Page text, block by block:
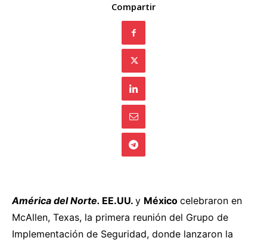
Compartir
América del Norte. EE.UU. y México celebraron en
McAllen, Texas, la primera reunión del Grupo de
Implementación de Seguridad, donde lanzaron la